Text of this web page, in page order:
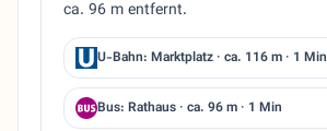
ca. 96 m entfernt.
U-Bahn: Marktplatz · ca. 116 m · 1 Min
Bus: Rathaus · ca. 96 m · 1 Min